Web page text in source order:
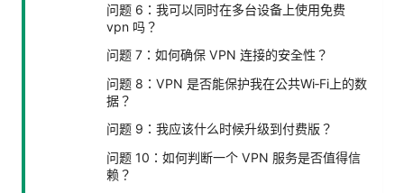
问题 6：我可以同时在多台设备上使用免费
vpn 吗？
问题 7：如何确保 VPN 连接的安全性？
问题 8：VPN 是否能保护我在公共Wi‑Fi上的数
据？
问题 9：我应该什么时候升级到付费版？
问题 10：如何判断一个 VPN 服务是否值得信
赖？